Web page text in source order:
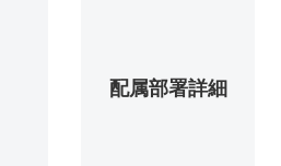
配属部署詳細